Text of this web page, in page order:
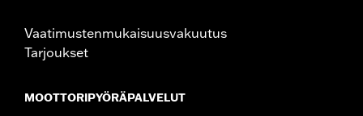
Vaatimustenmukaisuusvakuutus
Tarjoukset
MOOTTORIPYÖRÄPALVELUT